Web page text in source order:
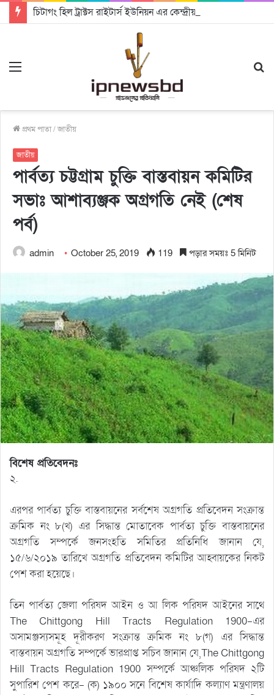
প্রথম পাতা/জাতীয়
জাতীয়
পার্বত্য চট্টগ্রাম চুক্তি বাস্তবায়ন কমিটির
সভাঃ আশাব্যঞ্জক অগ্রগতি নেই (শেষ
পর্ব)
admin October 25, 2019 119 পড়ার সময়ঃ 5 মিনিট
বিশেষ প্রতিবেদনঃ
২.
এরপর পার্বত্য চুক্তি বাস্তবায়নের সর্বশেষ অগ্রগতি প্রতিবেদন সংক্রান্ত
ক্রমিক নং ৮(খ) এর সিদ্ধান্ত মোতাবেক পার্বত্য চুক্তি বাস্তবায়নের
অগ্রগতি সম্পর্কে জনসংহতি সমিতির প্রতিনিধি জানান যে,
১৫/৬/২০১৯ তারিখে অগ্রগতি প্রতিবেদন কমিটির আহ্বায়কের নিকট
পেশ করা হয়েছে।
তিন পার্বত্য জেলা পরিষদ আইন ও আ লিক পরিষদ আইনের সাথে
The Chittgong Hill Tracts Regulation 1900-এর
অসামঞ্জস্যসমূহ দূরীকরণ সংক্রান্ত ক্রমিক নং ৮(গ) এর সিদ্ধান্ত
বাস্তবায়ন অগ্রগতি সম্পর্কে ভারপ্রাপ্ত সচিব জানান যে,The Chittgong
Hill Tracts Regulation 1900 সম্পর্কে আঞ্চলিক পরিষদ ২টি
সুপারিশ পেশ করে- (ক) ১৯০০ সনে বিশেষ কার্যাদি কল্যাণ মন্ত্রণালয়